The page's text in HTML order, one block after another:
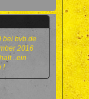
bei bvb.de
2016
..ein
!